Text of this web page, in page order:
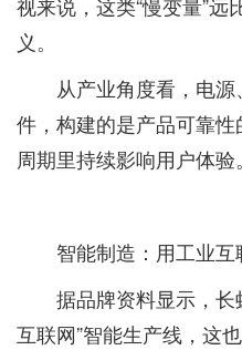
义。
从产业角度看，电
件，构建的是产品可靠
周期里持续影响用户体验。
智能制造：用工业
据品牌资料显示，
互联网”智能生产线，这